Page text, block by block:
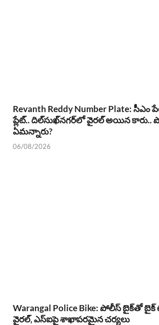
Revanth Reddy Number Plate: సీఎం
ప్లేట్.. దిల్‌సుఖ్‌నగర్‌లో వైరల్ అయిన కారు..
ఏమన్నారు?
06/08/2026
Warangal Police Bike: పోలీస్ బైక్‌తో
వైరల్, ఎస్‌ఐపై శాఖాపరమైన చర్యలు